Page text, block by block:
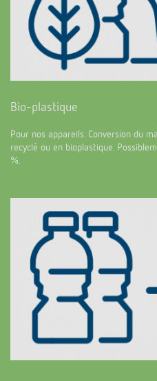
Bio-plastique
Pour nos appareils. Conversion du
recyclé ou en bioplastique.
%.